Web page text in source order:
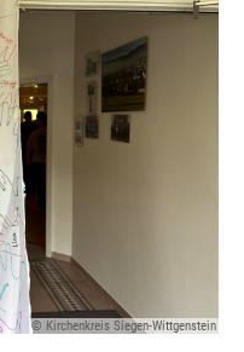
© Kirchenkreis Siegen-Wittgenstein